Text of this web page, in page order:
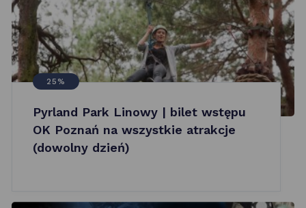
25%
Pyrland Park Linowy | bilet wstępu
OK Poznań na wszystkie atrakcje
(dowolny dzień)